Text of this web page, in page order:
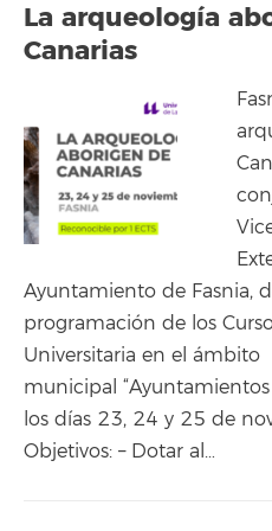
La arqueología
Canarias
Ayuntamiento de Fasnia,
programación de los
Universitaria en el ámbito
municipal
los días 23, 24 y 25 de
Objetivos: – Dotar al…